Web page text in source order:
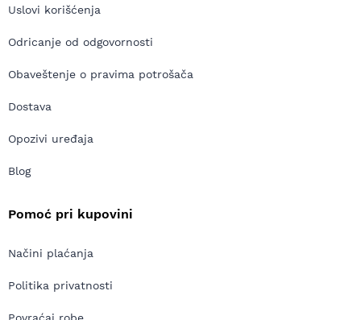
Uslovi korišćenja
Odricanje od odgovornosti
Obaveštenje o pravima potrošača
Dostava
Opozivi uređaja
Blog
Pomoć pri kupovini
Načini plaćanja
Politika privatnosti